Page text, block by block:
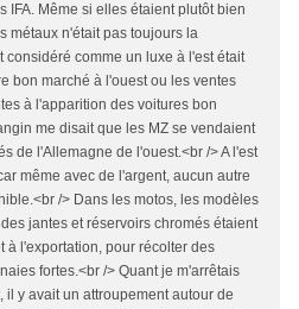
IFA. Même si elles étaient plutôt bien
métaux n'était pas toujours la
considéré comme un luxe à l'est était
bon marché à l'ouest ou les ventes
à l'apparition des voitures bon
me disait que les MZ se vendaient
de l'Allemagne de l'ouest.<br /> A l'est
même avec de l'argent, aucun autre
/> Dans les motos, les modèles
jantes et réservoirs chromés étaient
à l'exportation, pour récolter des
fortes.<br /> Quant je m'arrêtais
il y avait un attroupement autour de